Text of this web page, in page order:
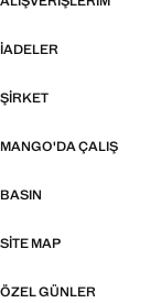
İADELER
ŞIRKET
MANGO'DA ÇALIŞ
BASIN
SITE MAP
ÖZEL GÜNLER